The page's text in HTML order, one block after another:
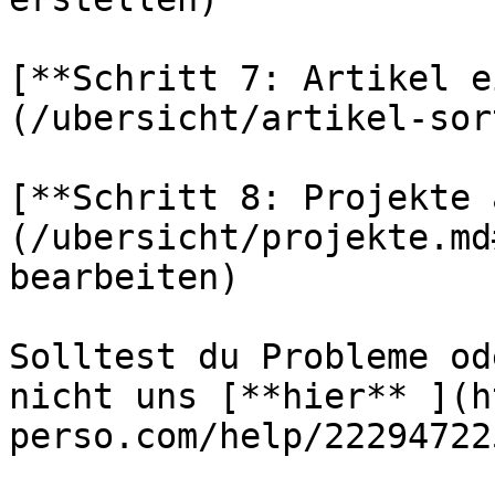
[**Schritt 7: Artikel
(/ubersicht/artikel-
[**Schritt 8: Projekte
(/ubersicht/
bearbeiten)
Solltest du Probleme
nicht uns [**hier**